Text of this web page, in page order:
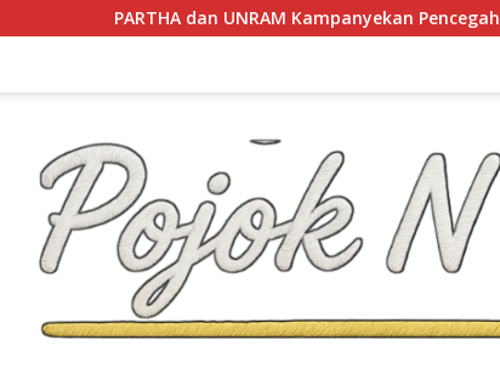
PARTHA dan UNRAM Kampanyekan Pencegahan